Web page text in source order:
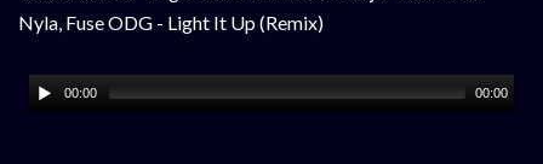
Nyla, Fuse ODG - Light It Up (Remix)
00:00 00:00